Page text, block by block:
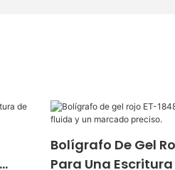
Bolígrafo De Gel
Para Una Escritura